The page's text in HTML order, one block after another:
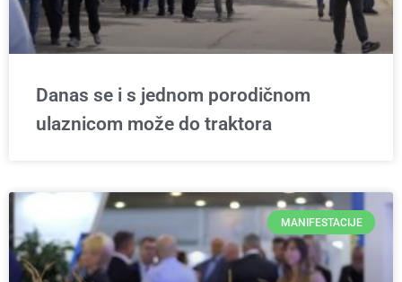
Danas se i s jednom porodičnom
ulaznicom može do traktora
MANIFESTACIJE